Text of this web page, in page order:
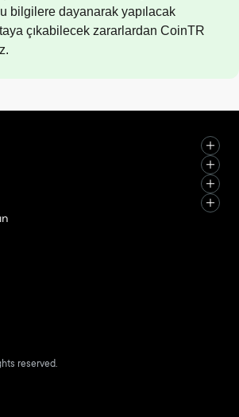
bilgilere dayanarak yapılacak
çıkabilecek zararlardan CoinTR
reserved.